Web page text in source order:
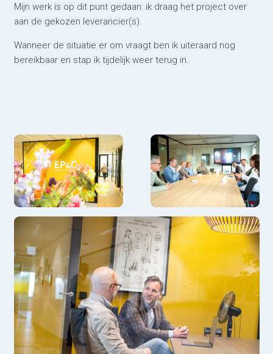
Mijn werk is op dit punt gedaan: ik draag het project over
aan de gekozen leverancier(s).
Wanneer de situatie er om vraagt ben ik uiteraard nog
bereikbaar en stap ik tijdelijk weer terug in.